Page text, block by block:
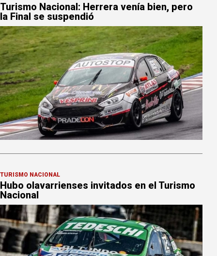
Turismo Nacional: Herrera venía bien, pero
la Final se suspendió
TURISMO NACIONAL
Hubo olavarrienses invitados en el Turismo
Nacional